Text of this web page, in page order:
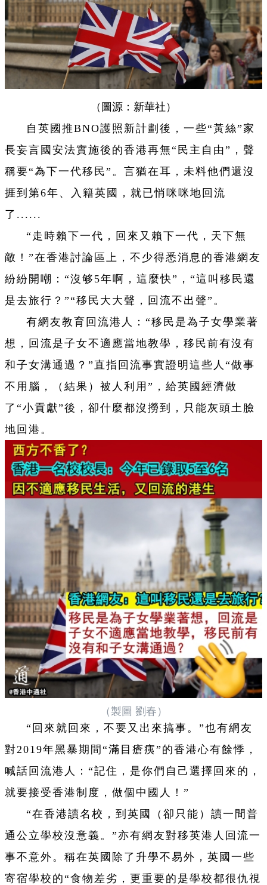
（圖源：新華社）
自英國推BNO護照新計劃後，一些“黃絲”家
長妄言國安法實施後的香港再無“民主自由”，聲
稱要“為下一代移民”。言猶在耳，未料他們還沒
捱到第6年、入籍英國，就已悄咪咪地回流
了......
“走時賴下一代，回來又賴下一代，天下無
敵！”在香港討論區上，不少得悉消息的香港網友
紛紛開嘲：“沒够5年啊，這麼快”，“這叫移民還
是去旅行？”“移民大大聲，回流不出聲”。
有網友教育回流港人：“移民是為子女學業著
想，回流是子女不適應當地教學，移民前有沒有
和子女溝通過？”直指回流事實證明這些人“做事
不用腦，（結果）被人利用”，給英國經濟做
了“小貢獻”後，卻什麼都沒撈到，只能灰頭土臉
地回港。
（製圖 劉春）
“回來就回來，不要又出來搞事。”也有網友
對2019年黑暴期間“滿目瘡痍”的香港心有餘悸，
喊話回流港人：“記住，是你們自己選擇回來的，
就要接受香港制度，做個中國人！”
“在香港讀名校，到英國（卻只能）讀一間普
通公立學校沒意義。”亦有網友對移英港人回流一
事不意外。稱在英國除了升學不易外，英國一些
寄宿學校的“食物差劣，更重要的是學校都很仇視